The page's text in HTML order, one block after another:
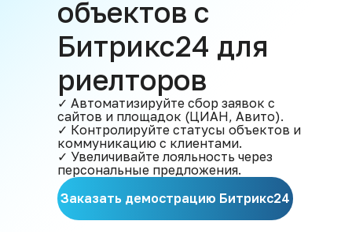
объектов с
Битрикс24 для
риелторов
✓ Автоматизируйте сбор заявок с
сайтов и площадок (ЦИАН, Авито).
✓ Контролируйте статусы объектов и
коммуникацию с клиентами.
✓ Увеличивайте лояльность через
персональные предложения.
Заказать демострацию Битрикс24